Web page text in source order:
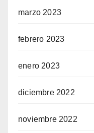
marzo 2023
febrero 2023
enero 2023
diciembre 2022
noviembre 2022